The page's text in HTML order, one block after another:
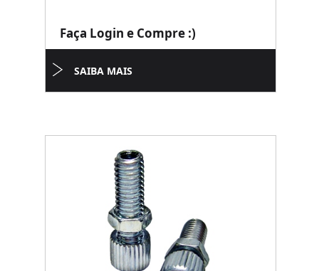
Faça Login e Compre :)
SAIBA MAIS